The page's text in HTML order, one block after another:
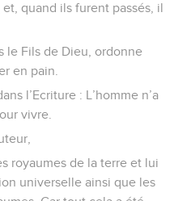
quand ils furent passés, il
le Fils de Dieu, ordonne
en pain.
l’Ecriture : L’homme n’a
vivre.
royaumes de la terre et lui
universelle ainsi que les